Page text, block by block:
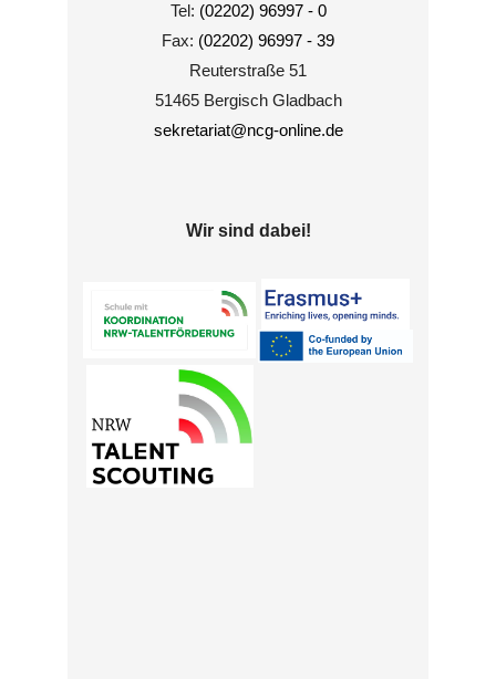
Tel: (02202) 96997 - 0
Fax: (02202) 96997 - 39
Reuterstraße 51
51465 Bergisch Gladbach
sekretariat@ncg-online.de
Wir sind dabei!